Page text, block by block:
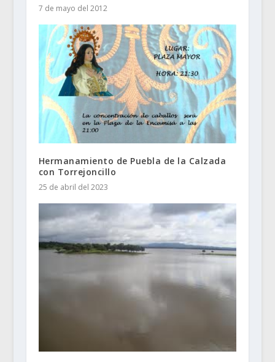
7 de mayo del 2012
Hermanamiento de Puebla de la Calzada
con Torrejoncillo
25 de abril del 2023